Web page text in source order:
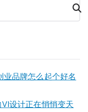
品
标
搜
索
品牌怎么起个好名
设计正在悄悄变天